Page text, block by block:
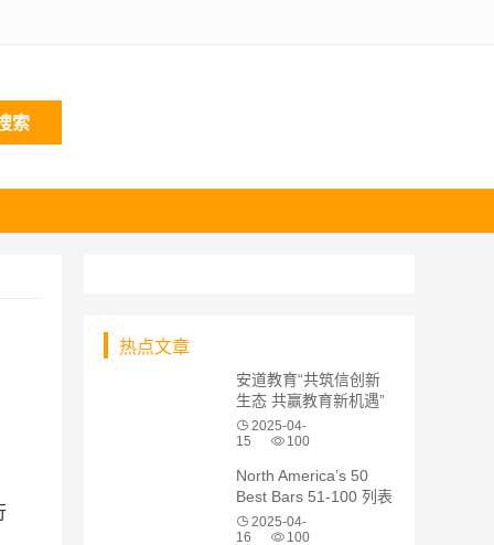
索
热点文章
安道教育“共筑信创新
生态 共赢教育新机遇”
专题巡展系列活动 ——
邯郸站圆满收官
2025-04-
15
100
North America’s 50
Best Bars 51-100 列表
2025-04-
16
100